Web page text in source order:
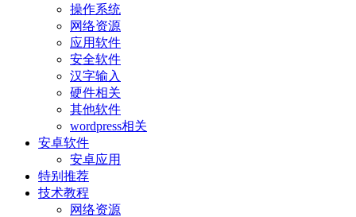
操作系统
网络资源
应用软件
安全软件
汉字输入
硬件相关
其他软件
wordpress相关
安卓软件
安卓应用
特别推荐
技术教程
网络资源